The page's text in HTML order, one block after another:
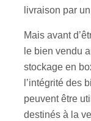
livraison par
Mais avant
le bien vendu
stockage en
l’intégrité des
peuvent être
destinés à la